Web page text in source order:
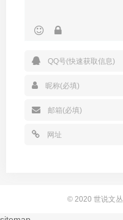
© 2020 世说文丛